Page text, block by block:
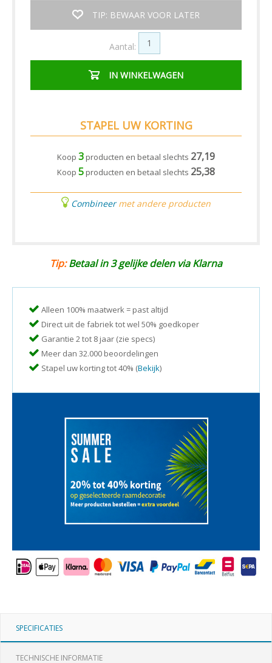
TIP: BEWAAR VOOR LATER
Aantal:
IN WINKELWAGEN
STAPEL UW KORTING
Koop 3 producten en betaal slechts 27,19
Koop 5 producten en betaal slechts 25,38
Combineermet andere producten
Tip:Betaal in 3 gelijke delen via Klarna
Alleen 100% maatwerk = past altijd
Direct uit de fabriek tot wel 50% goedkoper
Garantie 2 tot 8 jaar (zie specs)
Meer dan 32.000 beoordelingen
Stapel uw korting tot 40% (Bekijk)
SPECIFICATIES
TECHNISCHE INFORMATIE